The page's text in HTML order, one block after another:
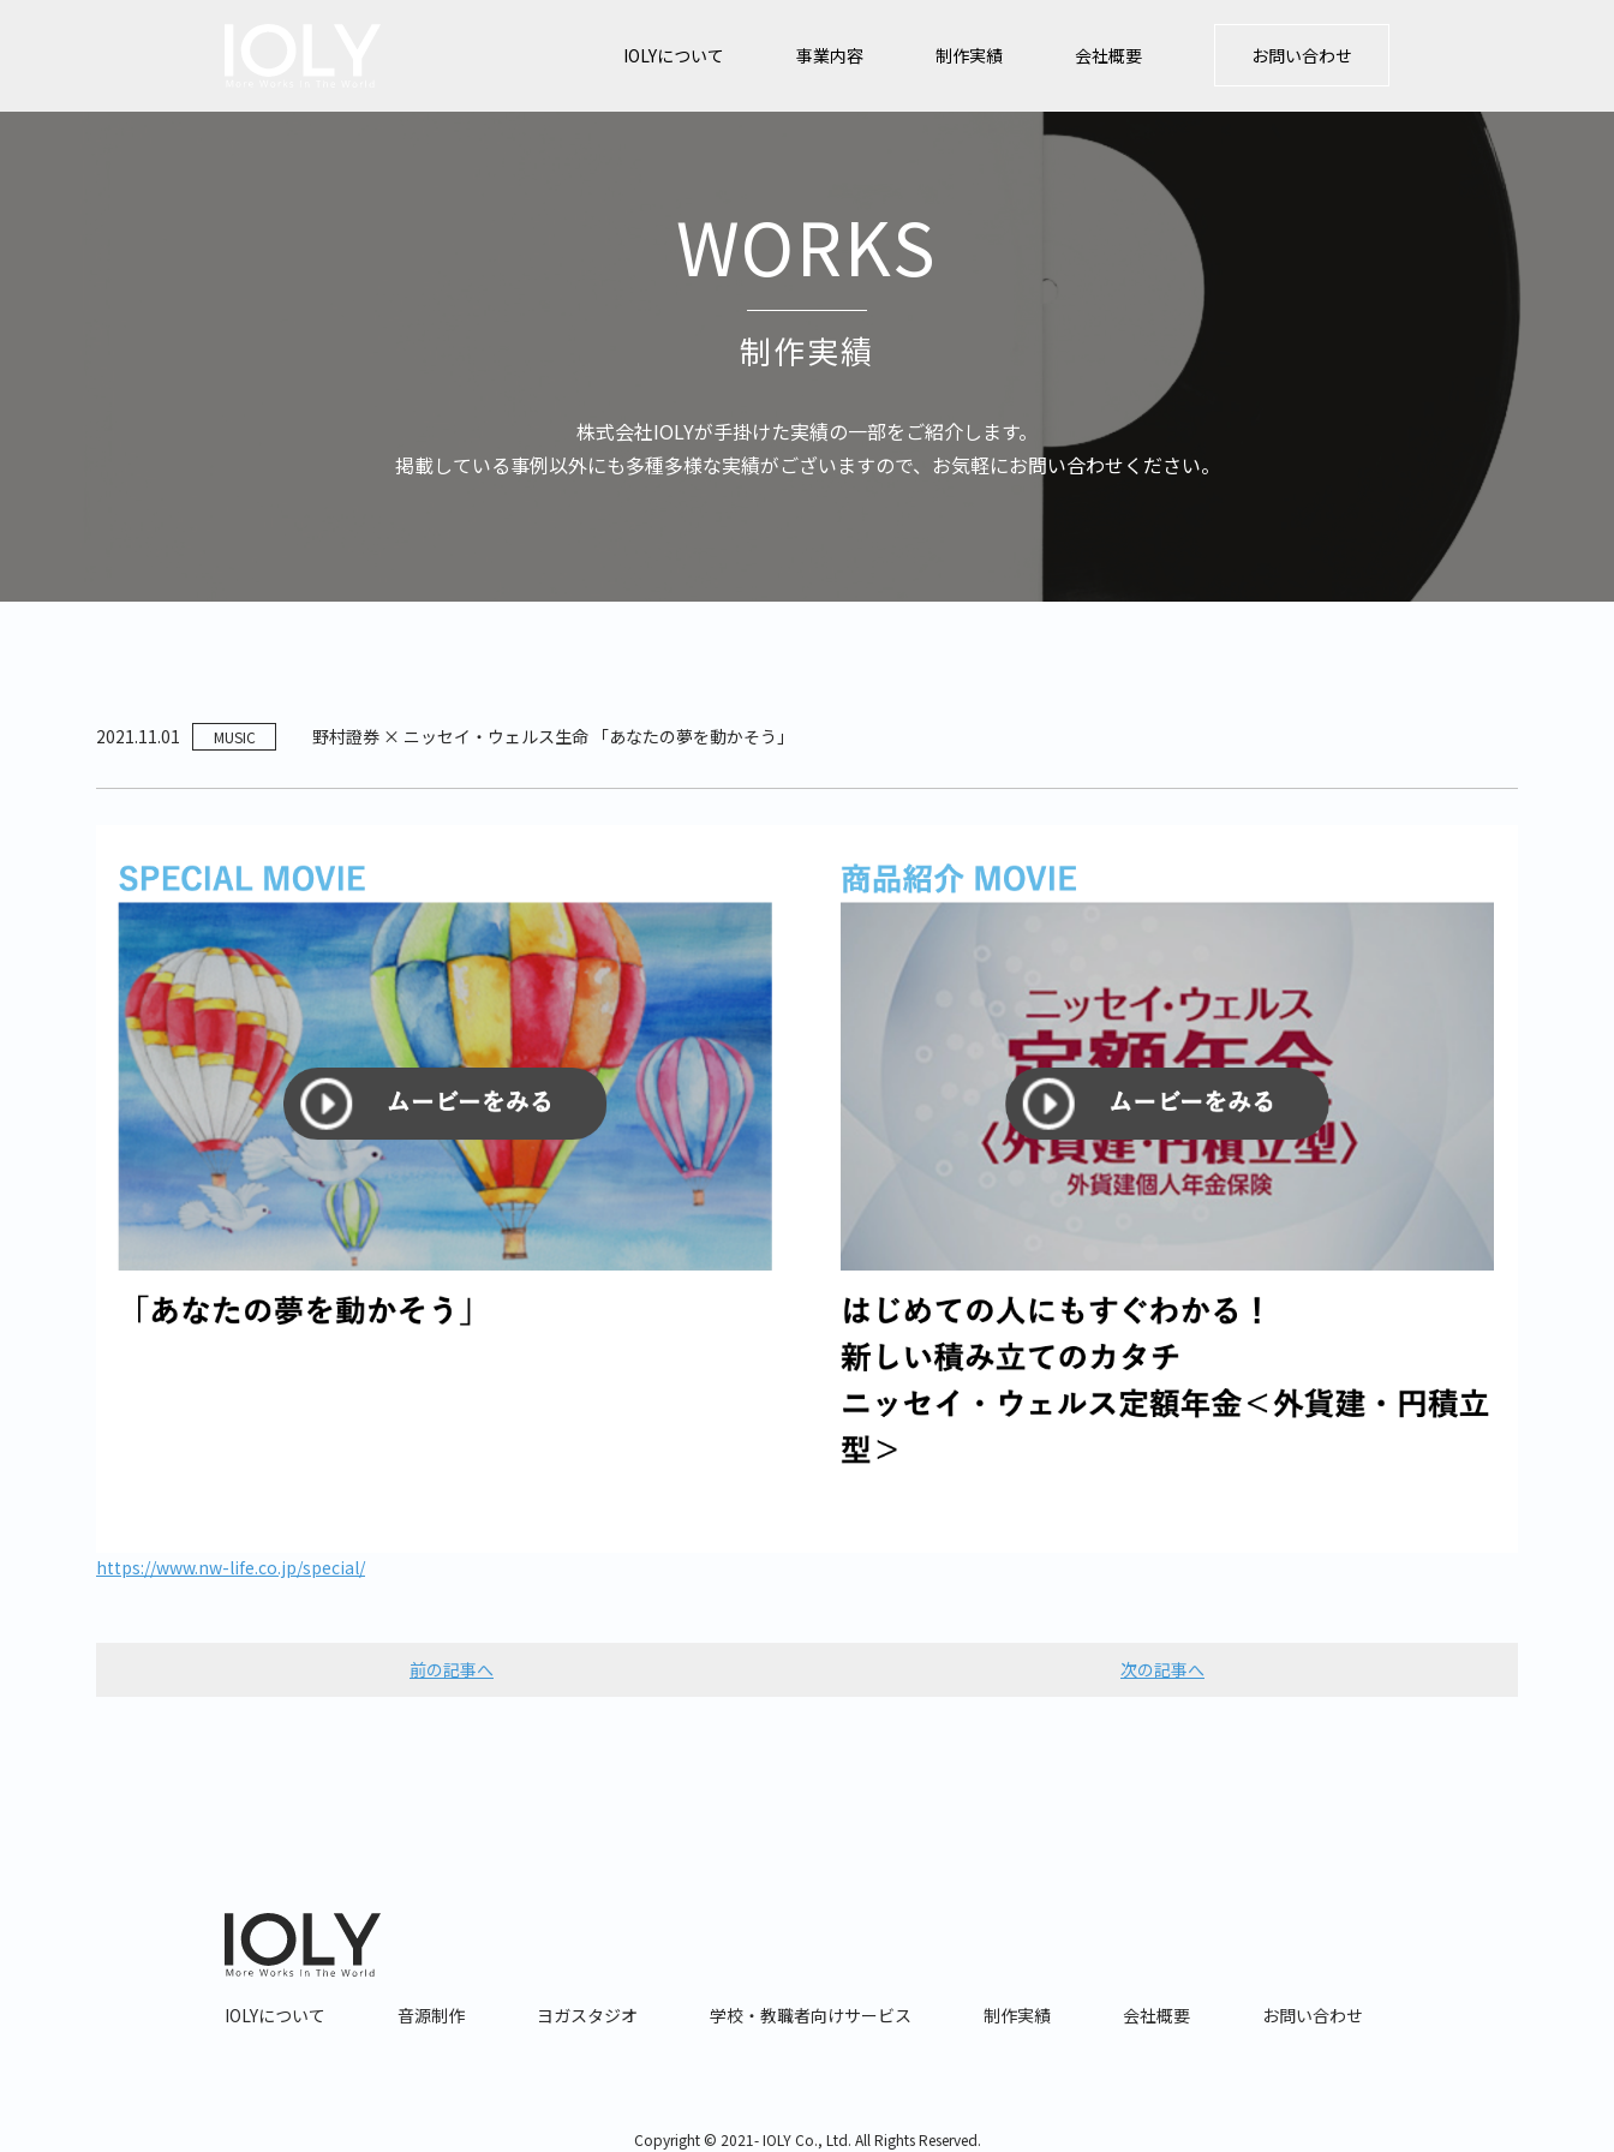
IOLYについて 事業内容 制作実績 会社概要 お問い合わせ
WORKS
制作実績
株式会社IOLYが手掛けた実績の一部をご紹介します。
掲載している事例以外にも多種多様な実績がございますので、お気軽にお問い合わせください。
2021.11.01 MUSIC 野村證券 × ニッセイ・ウェルス生命 「あなたの夢を動かそう」
https://www.nw-life.co.jp/special/
前の記事へ 次の記事へ
IOLYについて 音源制作 ヨガスタジオ 学校・教職者向けサービス 制作実績 会社概要 お問い合わせ
Copyright © 2021- IOLY Co., Ltd. All Rights Reserved.